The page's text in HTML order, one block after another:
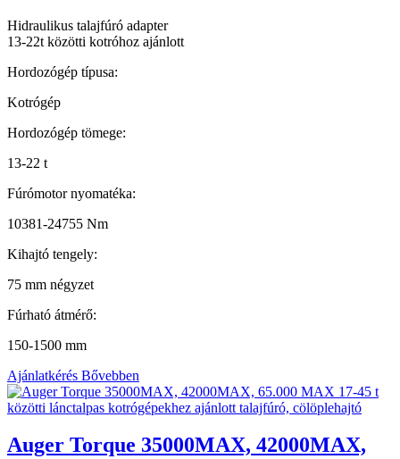
Hidraulikus talajfúró adapter
13-22t közötti kotróhoz ajánlott
Hordozógép típusa:
Kotrógép
Hordozógép tömege:
13-22 t
Fúrómotor nyomatéka:
10381-24755 Nm
Kihajtó tengely:
75 mm négyzet
Fúrható átmérő:
150-1500 mm
Ajánlatkérés Bővebben
Auger Torque 35000MAX, 42000MAX,